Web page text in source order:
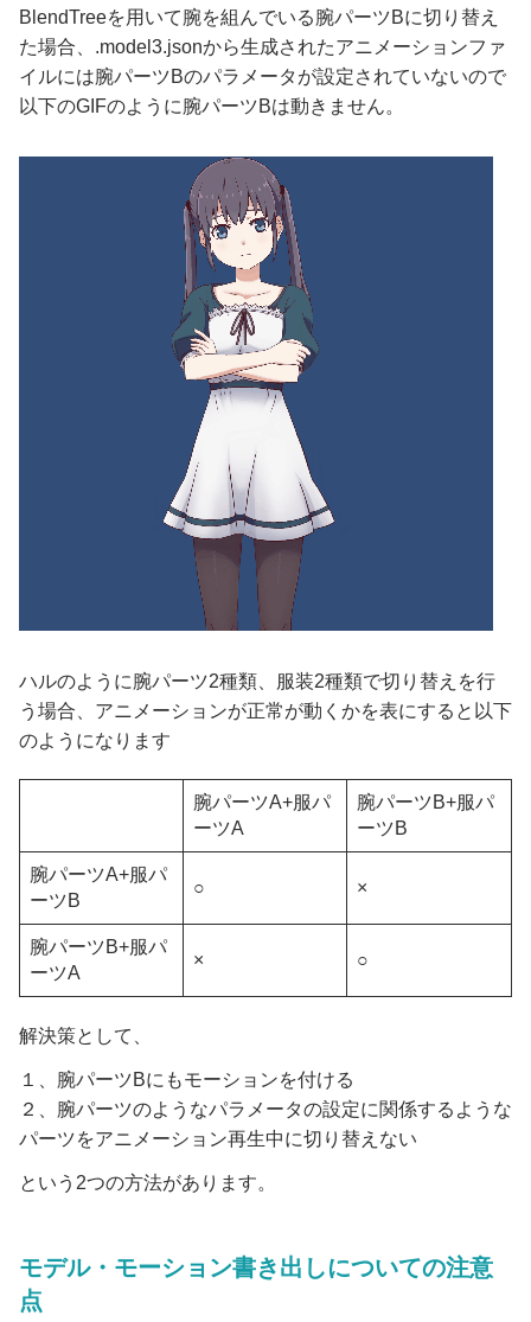
BlendTreeを用いて腕を組んでいる腕パーツBに切り替え
た場合、.model3.jsonから生成されたアニメーションファ
イルには腕パーツBのパラメータが設定されていないので
以下のGIFのように腕パーツBは動きません。
ハルのように腕パーツ2種類、服装2種類で切り替えを行
う場合、アニメーションが正常が動くかを表にすると以下
のようになります
腕パーツA+服パ
ーツA
腕パーツB+服パ
ーツB
腕パーツA+服パ
ーツB
○ ×
腕パーツB+服パ
ーツA
× ○
解決策として、
１、腕パーツBにもモーションを付ける
２、腕パーツのようなパラメータの設定に関係するような
パーツをアニメーション再生中に切り替えない
という2つの方法があります。
モデル・モーション書き出しについての注意
点